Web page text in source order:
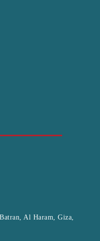
Al Haram, Giza,